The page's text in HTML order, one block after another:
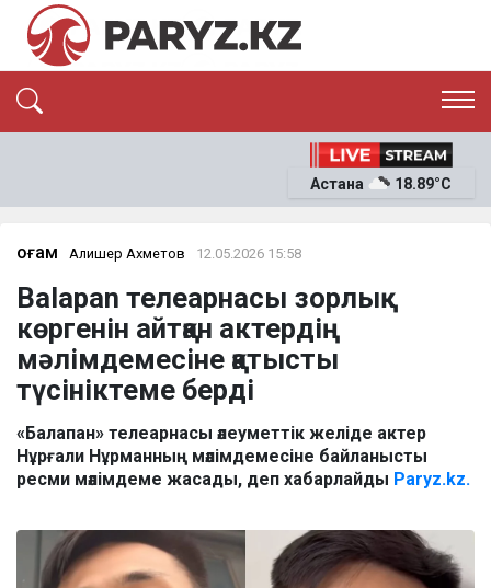
ЭКОНОМИКА
ОҚИҒА
News
Астана 18.89°C
Қоғам Алишер Ахметов 12.05.2026 15:58
Balapan телеарнасы зорлық
көргенін айтқан актердің
мәлімдемесіне қатысты
түсініктеме берді
«Балапан» телеарнасы әлеуметтік желіде актер
Нұрғали Нұрманның мәлімдемесіне байланысты
ресми мәлімдеме жасады, деп хабарлайды Paryz.kz.